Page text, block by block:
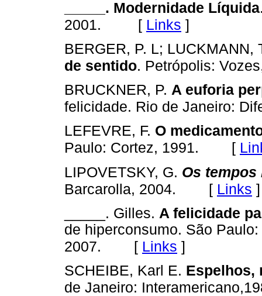
_____. Modernidade Líquida
2001.
[ Links ]
BERGER, P. L; LUCKMANN,
de sentido. Petrópolis:
BRUCKNER, P. A euforia
felicidade. Rio de Janeiro:
LEFEVRE, F. O
Paulo: Cortez, 1991. [
LIPOVETSKY, G. Os
Barcarolla, 2004. [ Links ]
_____. Gilles. A felicidade
de hiperconsumo. São
2007. [ Links ]
SCHEIBE, Karl E. Espelhos,
de Janeiro: